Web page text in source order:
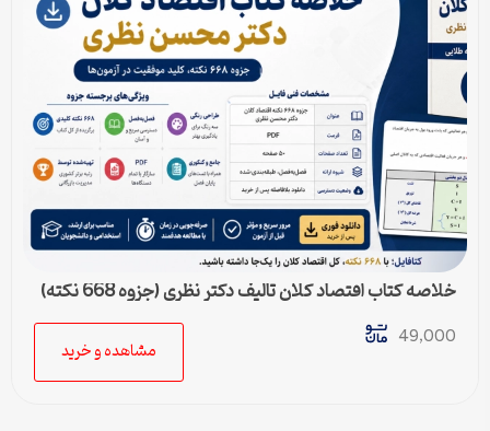
خلاصه کتاب اقتصاد کلان تالیف دکتر نظری (جزوه 668 نکته)
49,000
مشاهده و خرید